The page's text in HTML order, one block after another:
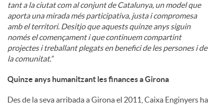
tant a la ciutat com al conjunt de Catalunya, un model que
aporta una mirada més participativa, justa i compromesa
amb el territori. Desitjo que aquests quinze anys siguin
només el començament i que continuem compartint
projectes i treballant plegats en benefici de les persones i de
la comunitat.”
Quinze anys humanitzant les finances a Girona
Des de la seva arribada a Girona el 2011, Caixa Enginyers ha